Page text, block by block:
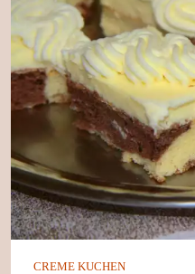
CREME KUCHEN